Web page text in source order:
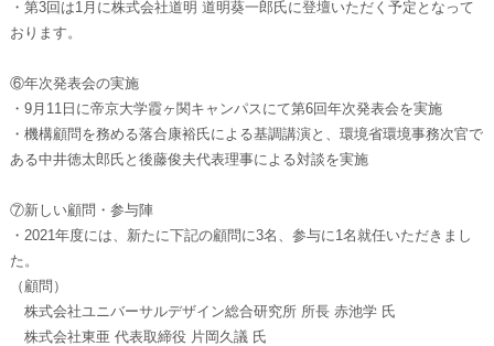
・第3回は1月に株式会社道明 道明葵一郎氏に登壇いただく予定となって
おります。
⑥年次発表会の実施
・9月11日に帝京大学霞ヶ関キャンパスにて第6回年次発表会を実施
・機構顧問を務める落合康裕氏による基調講演と、環境省環境事務次官で
ある中井徳太郎氏と後藤俊夫代表理事による対談を実施
⑦新しい顧問・参与陣
・2021年度には、新たに下記の顧問に3名、参与に1名就任いただきまし
た。
（顧問）
株式会社ユニバーサルデザイン総合研究所 所長 赤池学 氏
株式会社東亜 代表取締役 片岡久議 氏